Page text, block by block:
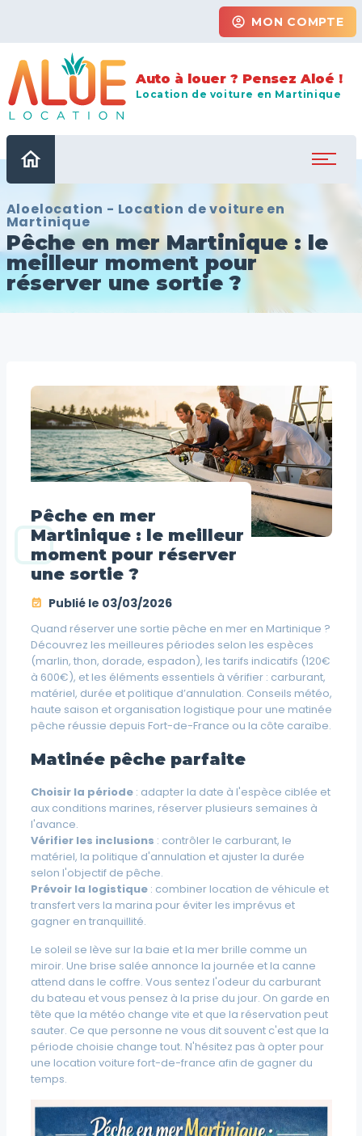
account_circle MON COMPTE
Auto à louer ? Pensez Aloé !
Location de voiture en Martinique
home
Aloelocation - Location de voiture en
Martinique
Pêche en mer Martinique : le
meilleur moment pour
réserver une sortie ?
Pêche en mer
Martinique : le meilleur
moment pour réserver
une sortie ?
Publié le 03/03/2026
Quand réserver une sortie pêche en mer en Martinique ?
Découvrez les meilleures périodes selon les espèces
(marlin, thon, dorade, espadon), les tarifs indicatifs (120€
à 600€), et les éléments essentiels à vérifier : carburant,
matériel, durée et politique d’annulation. Conseils météo,
haute saison et organisation logistique pour une matinée
pêche réussie depuis Fort-de-France ou la côte caraïbe.
Matinée pêche parfaite
Choisir la période: adapter la date à l'espèce ciblée et
aux conditions marines, réserver plusieurs semaines à
l'avance.
Vérifier les inclusions : contrôler le carburant, le
matériel, la politique d'annulation et ajuster la durée
selon l'objectif de pêche.
Prévoir la logistique: combiner location de véhicule et
transfert vers la marina pour éviter les imprévus et
gagner en tranquillité.
Le soleil se lève sur la baie et la mer brille comme un
miroir. Une brise salée annonce la journée et la canne
attend dans le coffre. Vous sentez l'odeur du carburant
du bateau et vous pensez à la prise du jour. On garde en
tête que la météo change vite et que la réservation peut
sauter. Ce que personne ne vous dit souvent c'est que la
période choisie change tout. N'hésitez pas à opter pour
une location voiture fort-de-france afin de gagner du
temps.